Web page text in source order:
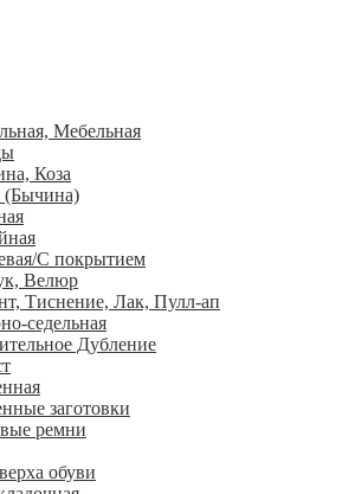
Мебельная
Коза
С покрытием
Велюр
Тиснение, Лак, Пулл-ап
седельная
Дубление
заготовки
ремни
обуви